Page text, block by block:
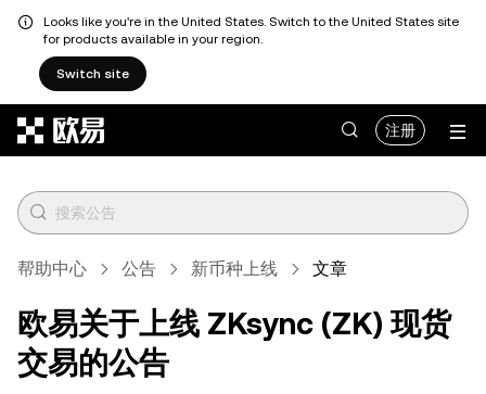
Looks like you're in the United States. Switch to the United States site
for products available in your region.
Switch site
注册
帮助中心 公告 新币种上线 文章
欧易关于上线 ZKsync (ZK) 现货
交易的公告